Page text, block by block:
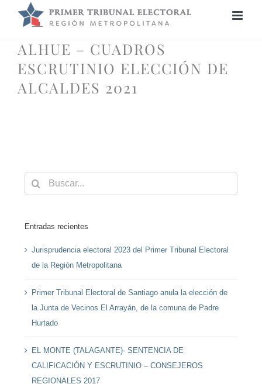
ALHUE – CUADROS
ESCRUTINIO ELECCIÓN DE
ALCALDES 2021
Buscar:
Entradas recientes
Jurisprudencia electoral 2023 del Primer Tribunal Electoral
de la Región Metropolitana
Primer Tribunal Electoral de Santiago anula la elección de
la Junta de Vecinos El Arrayán, de la comuna de Padre
Hurtado
EL MONTE (TALAGANTE)- SENTENCIA DE
CALIFICACIÓN Y ESCRUTINIO – CONSEJEROS
REGIONALES 2017